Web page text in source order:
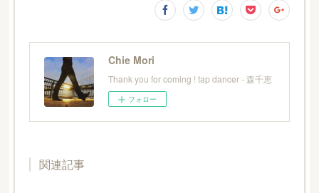
Chie Mori
Thank you for coming ! tap dancer - 森千恵
フォロー
関連記事